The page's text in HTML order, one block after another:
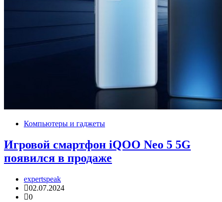
Компьютеры и гаджеты
Игровой смартфон iQOO Neo 5 5G
появился в продаже
expertspeak
02.07.2024
0